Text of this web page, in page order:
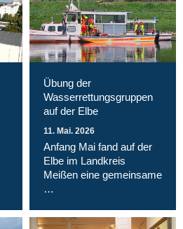
Übung der
Wasserrettungsgruppen
auf der Elbe
11. Mai. 2026
Anfang Mai fand auf der
Elbe im Landkreis
Meißen eine gemeinsame
…